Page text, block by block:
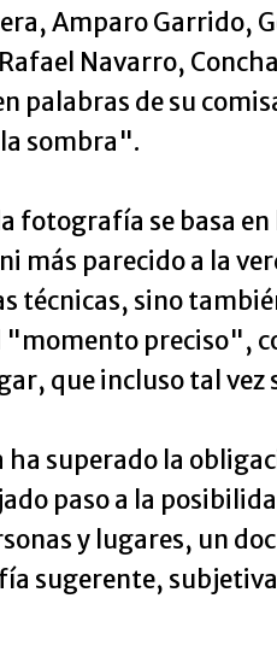
Amparo Garrido,
Navarro,
palabras de su
sombra".
fotografía se basa
más parecido a la
técnicas, sino
"momento preciso",
que incluso tal vez
superado la
paso a la
y lugares, un
sugerente,